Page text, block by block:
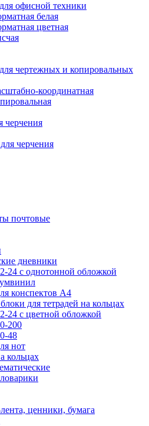
офисной техники
белая
цветная
чертежных и копировальных
координатная
черчения
черчения
почтовые
дневники
24 с однотонной обложкой
конспектов А4
для тетрадей на кольцах
24 с цветной обложкой
200
48
нот
кольцах
ценники, бумага